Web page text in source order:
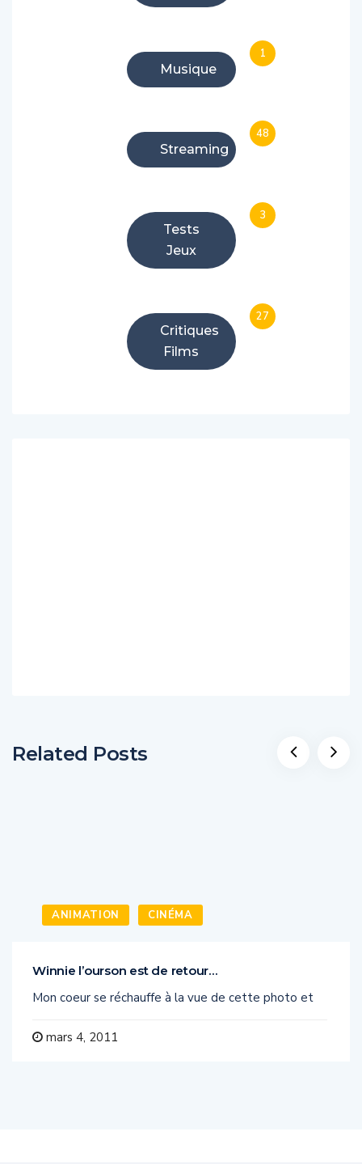
Musique
1
Streaming
48
Tests
Jeux
3
Critiques
Films
27
Related Posts
ANIMATION CINÉMA
Winnie l’ourson est de retour…
Mon coeur se réchauffe à la vue de cette photo et
mars 4, 2011